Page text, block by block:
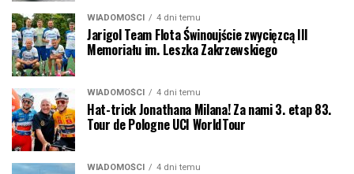
WIADOMOŚCI 4 dni temu
Jarigol Team Flota Świnoujście zwycięzcą III
Memoriału im. Leszka Zakrzewskiego
WIADOMOŚCI 4 dni temu
Hat-trick Jonathana Milana! Za nami 3. etap 83.
Tour de Pologne UCI WorldTour
WIADOMOŚCI 4 dni temu